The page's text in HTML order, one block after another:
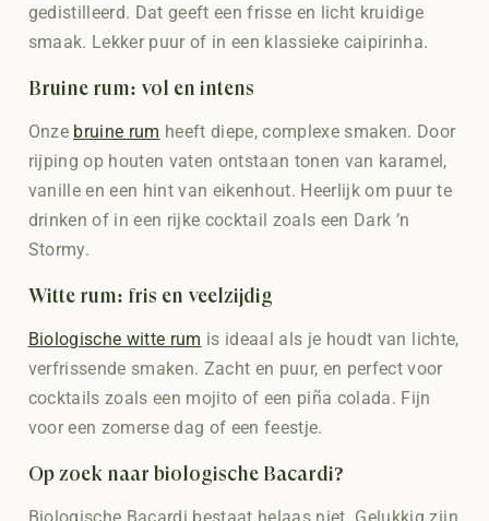
gedistilleerd. Dat geeft een frisse en licht kruidige
smaak. Lekker puur of in een klassieke caipirinha.
Bruine rum: vol en intens
Onze bruine rum heeft diepe, complexe smaken. Door
rijping op houten vaten ontstaan tonen van karamel,
vanille en een hint van eikenhout. Heerlijk om puur te
drinken of in een rijke cocktail zoals een Dark ’n
Stormy.
Witte rum: fris en veelzijdig
Biologische witte rum is ideaal als je houdt van lichte,
verfrissende smaken. Zacht en puur, en perfect voor
cocktails zoals een mojito of een piña colada. Fijn
voor een zomerse dag of een feestje.
Op zoek naar biologische Bacardi?